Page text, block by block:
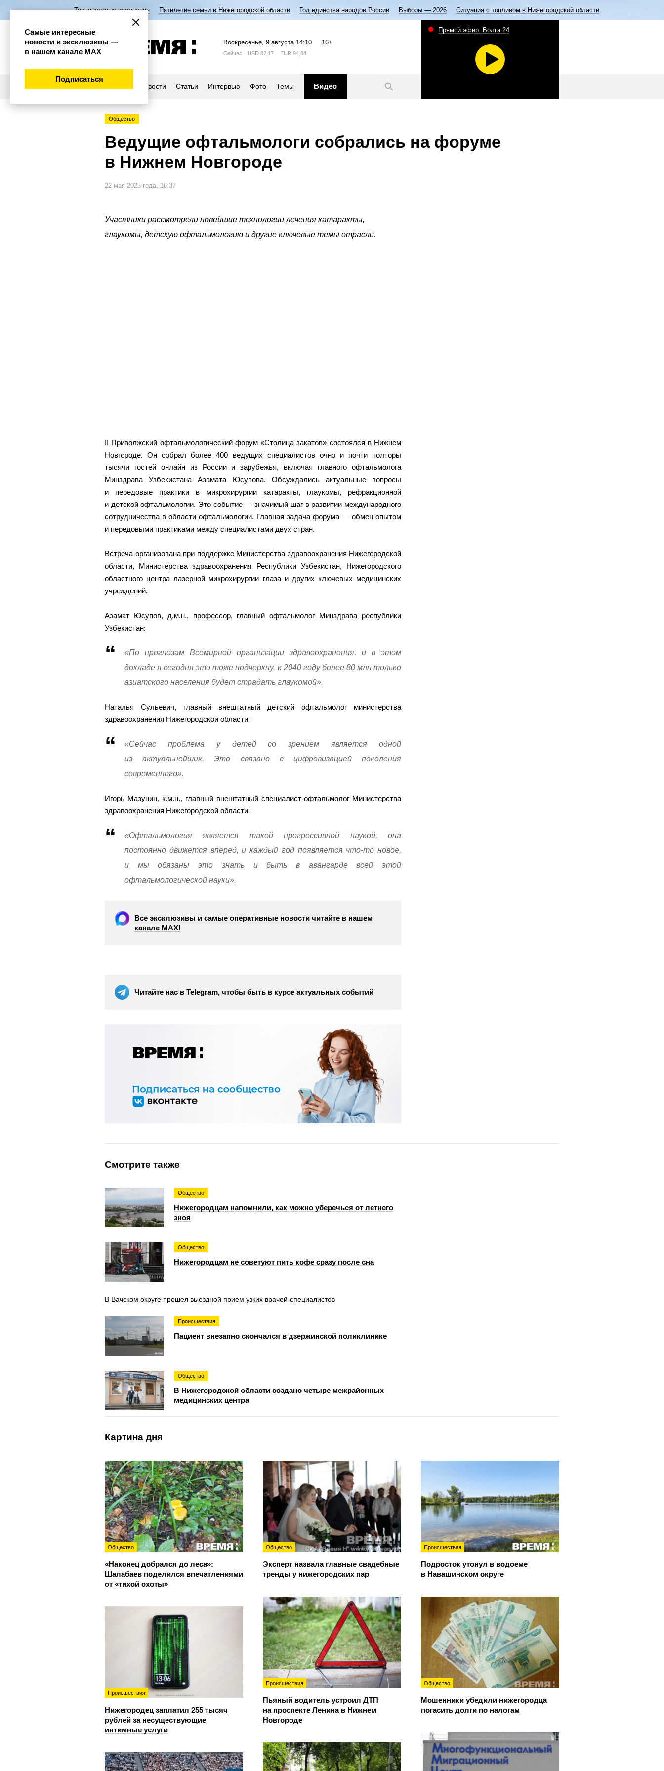
Транспортные изменения Пятилетие семьи в Нижегородской области Год единства народов России Выборы — 2026 Ситуация с топливом в Нижегородской области
Воскресенье, 9 августа 14:10 16+
Сейчас USD 82,17 EUR 94,84
Новости Статьи Интервью Фото Темы Видео
Прямой эфир. Волга 24
Общество
Ведущие офтальмологи собрались на форуме
в Нижнем Новгороде
22 мая 2025 года, 16:37
Участники рассмотрели новейшие технологии лечения катаракты,
глаукомы, детскую офтальмологию и другие ключевые темы отрасли.
II Приволжский офтальмологический форум «Столица закатов» состоялся в Нижнем
Новгороде. Он собрал более 400 ведущих специалистов очно и почти полторы
тысячи гостей онлайн из России и зарубежья, включая главного офтальмолога
Минздрава Узбекистана Азамата Юсупова. Обсуждались актуальные вопросы
и передовые практики в микрохирургии катаракты, глаукомы, рефракционной
и детской офтальмологии. Это событие — значимый шаг в развитии международного
сотрудничества в области офтальмологии. Главная задача форума — обмен опытом
и передовыми практиками между специалистами двух стран.
Встреча организована при поддержке Министерства здравоохранения Нижегородской
области, Министерства здравоохранения Республики Узбекистан, Нижегородского
областного центра лазерной микрохирургии глаза и других ключевых медицинских
учреждений.
Азамат Юсупов, д.м.н., профессор, главный офтальмолог Минздрава республики
Узбекистан:
«По прогнозам Всемирной организации здравоохранения, и в этом
докладе я сегодня это тоже подчеркну, к 2040 году более 80 млн только
азиатского населения будет страдать глаукомой».
Наталья Сульевич, главный внештатный детский офтальмолог министерства
здравоохранения Нижегородской области:
«Сейчас проблема у детей со зрением является одной
из актуальнейших. Это связано с цифровизацией поколения
современного».
Игорь Мазунин, к.м.н., главный внештатный специалист-офтальмолог Министерства
здравоохранения Нижегородской области:
«Офтальмология является такой прогрессивной наукой, она
постоянно движется вперед, и каждый год появляется что-то новое,
и мы обязаны это знать и быть в авангарде всей этой
офтальмологической науки».
Все эксклюзивы и самые оперативные новости читайте в нашем
канале МАХ!
Читайте нас в Telegram, чтобы быть в курсе актуальных событий
Смотрите также
Общество
Нижегородцам напомнили, как можно уберечься от летнего
зноя
Общество
Нижегородцам не советуют пить кофе сразу после сна
В Вачском округе прошел выездной прием узких врачей-специалистов
Происшествия
Пациент внезапно скончался в дзержинской поликлинике
Общество
В Нижегородской области создано четыре межрайонных
медицинских центра
Картина дня
Общество
«Наконец добрался до леса»:
Шалабаев поделился впечатлениями
от «тихой охоты»
Общество
Эксперт назвала главные свадебные
тренды у нижегородских пар
Происшествия
Подросток утонул в водоеме
в Навашинском округе
Происшествия
Пьяный водитель устроил ДТП
на проспекте Ленина в Нижнем
Новгороде
Общество
Мошенники убедили нижегородца
погасить долги по налогам
Происшествия
Нижегородец заплатил 255 тысяч
рублей за несуществующие
интимные услуги
Самые интересные
новости и эксклюзивы —
в нашем канале МАХ
Подписаться